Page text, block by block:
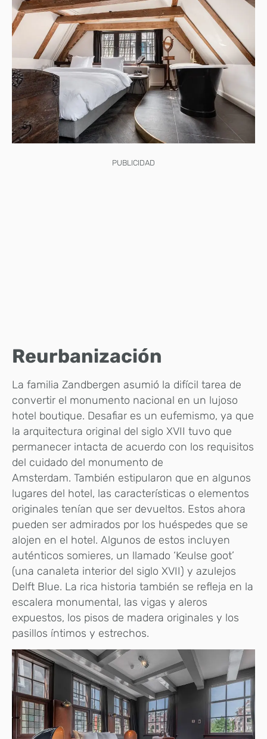
PUBLICIDAD
Reurbanización
La familia Zandbergen asumió la difícil tarea de
convertir el monumento nacional en un lujoso
hotel boutique. Desafiar es un eufemismo, ya que
la arquitectura original del siglo XVII tuvo que
permanecer intacta de acuerdo con los requisitos
del cuidado del monumento de
Amsterdam. También estipularon que en algunos
lugares del hotel, las características o elementos
originales tenían que ser devueltos. Estos ahora
pueden ser admirados por los huéspedes que se
alojen en el hotel. Algunos de estos incluyen
auténticos somieres, un llamado ‘Keulse goot’
(una canaleta interior del siglo XVII) y azulejos
Delft Blue. La rica historia también se refleja en la
escalera monumental, las vigas y aleros
expuestos, los pisos de madera originales y los
pasillos íntimos y estrechos.